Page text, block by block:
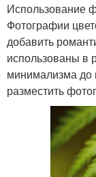
Использование
Фотографии
добавить
использованы в
минимализма до
разместить